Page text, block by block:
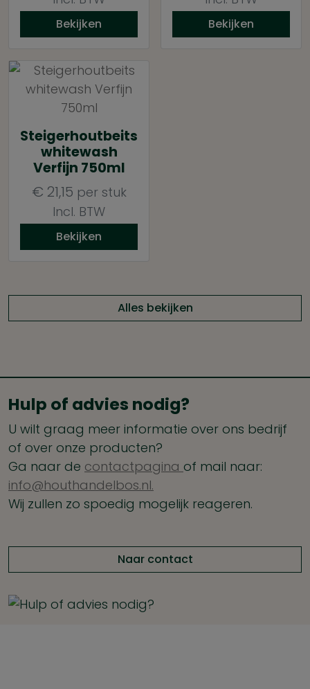
Bekijken Bekijken
Steigerhoutbeits
whitewash
Verfijn 750ml
€ 21,15 per stuk
Incl. BTW
Bekijken
Alles bekijken
Hulp of advies nodig?
U wilt graag meer informatie over ons bedrijf
of over onze producten?
Ga naar de contactpagina of mail naar:
info@houthandelbos.nl.
Wij zullen zo spoedig mogelijk reageren.
Naar contact